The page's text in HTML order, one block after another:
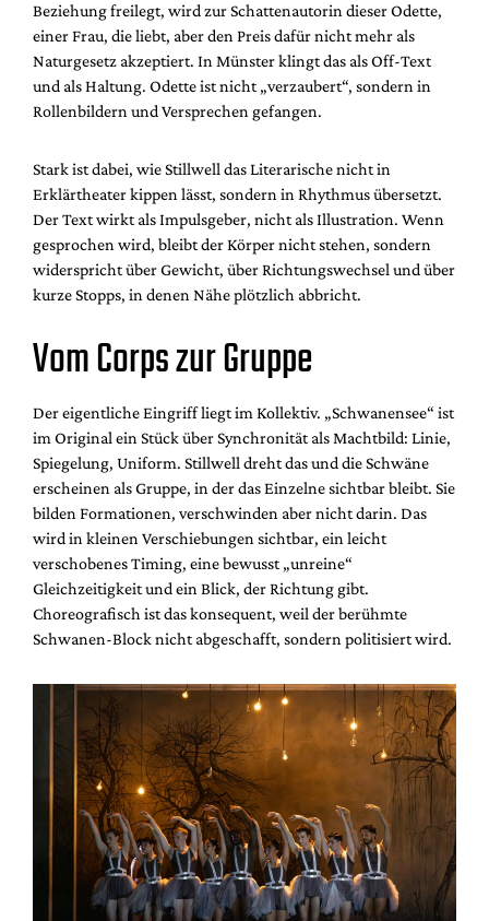
Beziehung freilegt, wird zur Schattenautorin dieser Odette,
einer Frau, die liebt, aber den Preis dafür nicht mehr als
Naturgesetz akzeptiert. In Münster klingt das als Off-Text
und als Haltung. Odette ist nicht „verzaubert“, sondern in
Rollenbildern und Versprechen gefangen.
Stark ist dabei, wie Stillwell das Literarische nicht in
Erklärtheater kippen lässt, sondern in Rhythmus übersetzt.
Der Text wirkt als Impulsgeber, nicht als Illustration. Wenn
gesprochen wird, bleibt der Körper nicht stehen, sondern
widerspricht über Gewicht, über Richtungswechsel und über
kurze Stopps, in denen Nähe plötzlich abbricht.
Vom Corps zur Gruppe
Der eigentliche Eingriff liegt im Kollektiv. „Schwanensee“ ist
im Original ein Stück über Synchronität als Machtbild: Linie,
Spiegelung, Uniform. Stillwell dreht das und die Schwäne
erscheinen als Gruppe, in der das Einzelne sichtbar bleibt. Sie
bilden Formationen, verschwinden aber nicht darin. Das
wird in kleinen Verschiebungen sichtbar, ein leicht
verschobenes Timing, eine bewusst „unreine“
Gleichzeitigkeit und ein Blick, der Richtung gibt.
Choreografisch ist das konsequent, weil der berühmte
Schwanen-Block nicht abgeschafft, sondern politisiert wird.